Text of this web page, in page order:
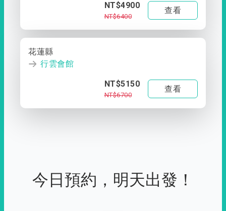
NT$4900
NT$6400
查看
花蓮縣
行雲會館
NT$5150
NT$6700
查看
今日預約，明天出發！